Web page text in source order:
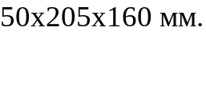
мм.